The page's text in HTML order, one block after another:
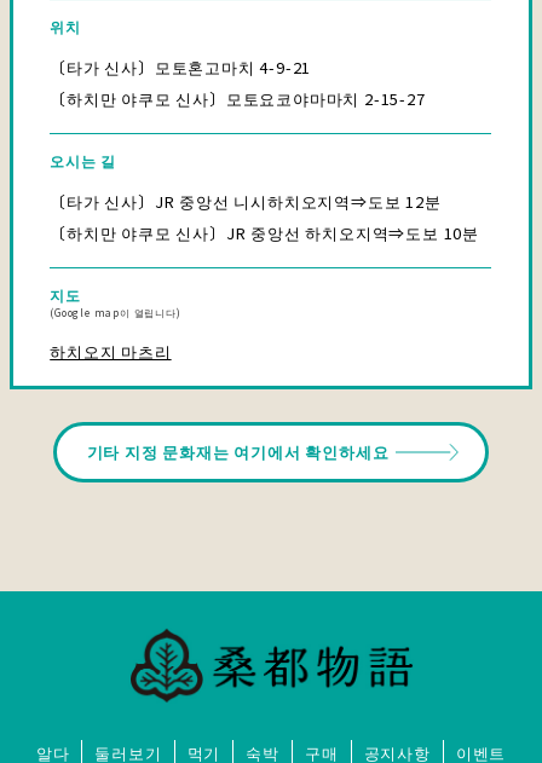
위치
〔타가 신사〕모토혼고마치 4-9-21
〔하치만 야쿠모 신사〕모토요코야마마치 2-15-27
오시는 길
〔타가 신사〕JR 중앙선 니시하치오지역⇒도보 12분
〔하치만 야쿠모 신사〕JR 중앙선 하치오지역⇒도보 10분
지도
(Google map이 열립니다)
하치오지 마츠리
기타 지정 문화재는 여기에서 확인하세요
알다 둘러보기 먹기 숙박 구매 공지사항 이벤트